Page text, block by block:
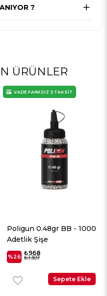
?
ÜRÜNLER
Poligun 0.48gr BB - 1000
Adetlik Şişe
%26 ₺968
₺1.307
Sepete Ekle
VADE FARKSIZ 3 TAKSİT